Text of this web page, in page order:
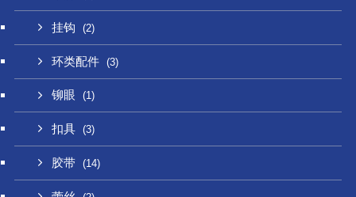
挂钩 (2)
环类配件 (3)
铆眼 (1)
扣具 (3)
胶带 (14)